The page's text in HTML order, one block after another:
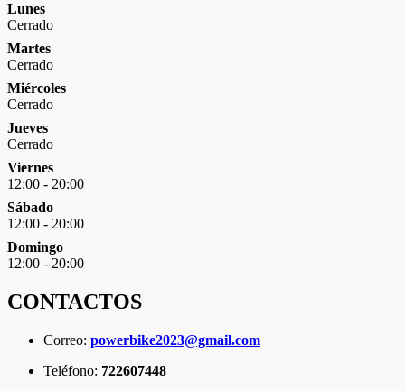
Lunes
Cerrado
Martes
Cerrado
Miércoles
Cerrado
Jueves
Cerrado
Viernes
12:00 - 20:00
Sábado
12:00 - 20:00
Domingo
12:00 - 20:00
CONTACTOS
Correo: powerbike2023@gmail.com
Teléfono: 722607448